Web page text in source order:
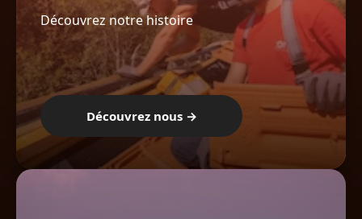
Découvrez notre histoire
Découvrez nous →